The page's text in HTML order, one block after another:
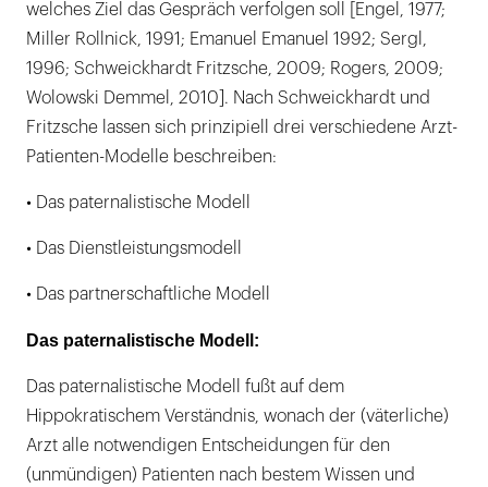
welches Ziel das Gespräch verfolgen soll [Engel, 1977;
Miller Rollnick, 1991; Emanuel Emanuel 1992; Sergl,
1996; Schweickhardt Fritzsche, 2009; Rogers, 2009;
Wolowski Demmel, 2010]. Nach Schweickhardt und
Fritzsche lassen sich prinzipiell drei verschiedene Arzt-
Patienten-Modelle beschreiben:
• Das paternalistische Modell
• Das Dienstleistungsmodell
• Das partnerschaftliche Modell
Das paternalistische Modell:
Das paternalistische Modell fußt auf dem
Hippokratischem Verständnis, wonach der (väterliche)
Arzt alle notwendigen Entscheidungen für den
(unmündigen) Patienten nach bestem Wissen und